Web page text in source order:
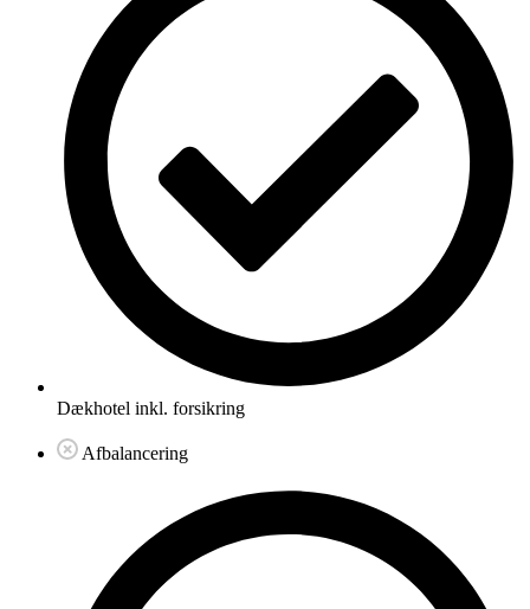
Dækhotel inkl. forsikring
Afbalancering